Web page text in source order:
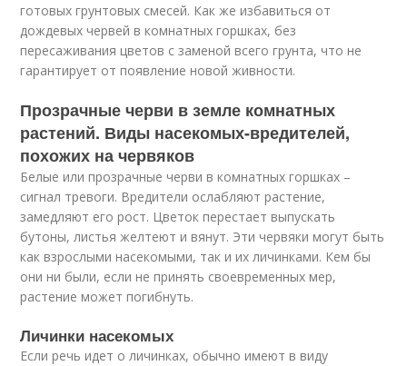
готовых грунтовых смесей. Как же избавиться от
дождевых червей в комнатных горшках, без
пересаживания цветов с заменой всего грунта, что не
гарантирует от появление новой живности.
Прозрачные черви в земле комнатных
растений. Виды насекомых-вредителей,
похожих на червяков
Белые или прозрачные черви в комнатных горшках –
сигнал тревоги. Вредители ослабляют растение,
замедляют его рост. Цветок перестает выпускать
бутоны, листья желтеют и вянут. Эти червяки могут быть
как взрослыми насекомыми, так и их личинками. Кем бы
они ни были, если не принять своевременных мер,
растение может погибнуть.
Личинки насекомых
Если речь идет о личинках, обычно имеют в виду